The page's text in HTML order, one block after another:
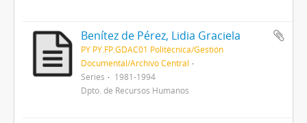
Benítez de Pérez, Lidia Graciela
PY PY.FP.GDAC01 Politécnica/Gestión
Documental/Archivo Central
Series
1981-1994
Dpto. de Recursos Humanos